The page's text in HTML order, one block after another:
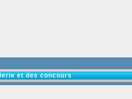
et des concours